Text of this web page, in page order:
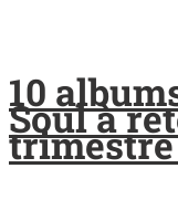
10
Soul à
trimestre